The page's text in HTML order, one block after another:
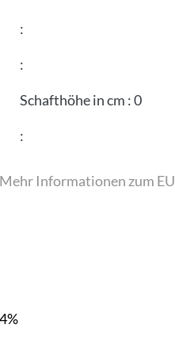
:
:
Schafthöhe in cm :0
:
Mehr Informationen zum